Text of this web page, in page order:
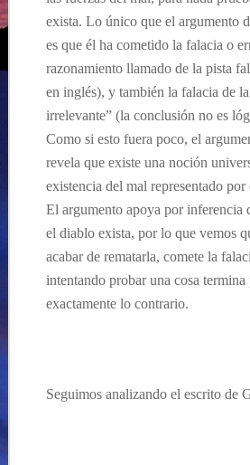
exista. Lo único que el argumento
es que él ha cometido la falacia o
razonamiento llamado de la pista
en inglés), y también la falacia de
irrelevante” (la conclusión no es
Como si esto fuera poco, el
revela que existe una noción
existencia del mal representado por
El argumento apoya por inferencia
el diablo exista, por lo que vemos
acabar de rematarla, comete la
intentando probar una cosa termina
exactamente lo contrario.
Seguimos analizando el escrito de